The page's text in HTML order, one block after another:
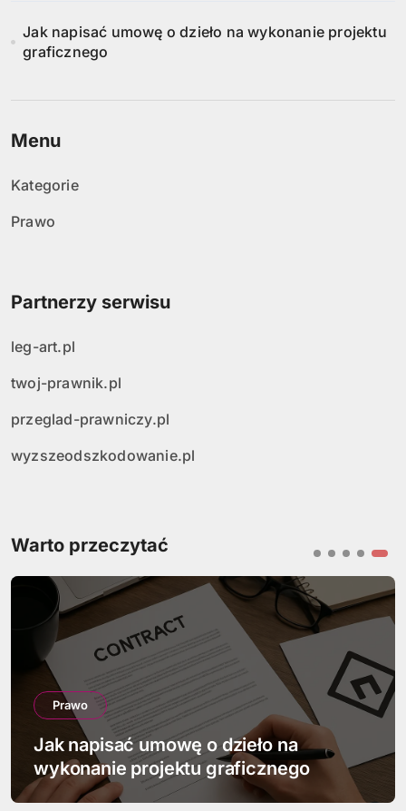
Jak napisać umowę o dzieło na wykonanie projektu
graficznego
Menu
Kategorie
Prawo
Partnerzy serwisu
leg-art.pl
twoj-prawnik.pl
przeglad-prawniczy.pl
wyzszeodszkodowanie.pl
Warto przeczytać
Prawo
Jak napisać umowę o dzieło na
wykonanie projektu graficznego